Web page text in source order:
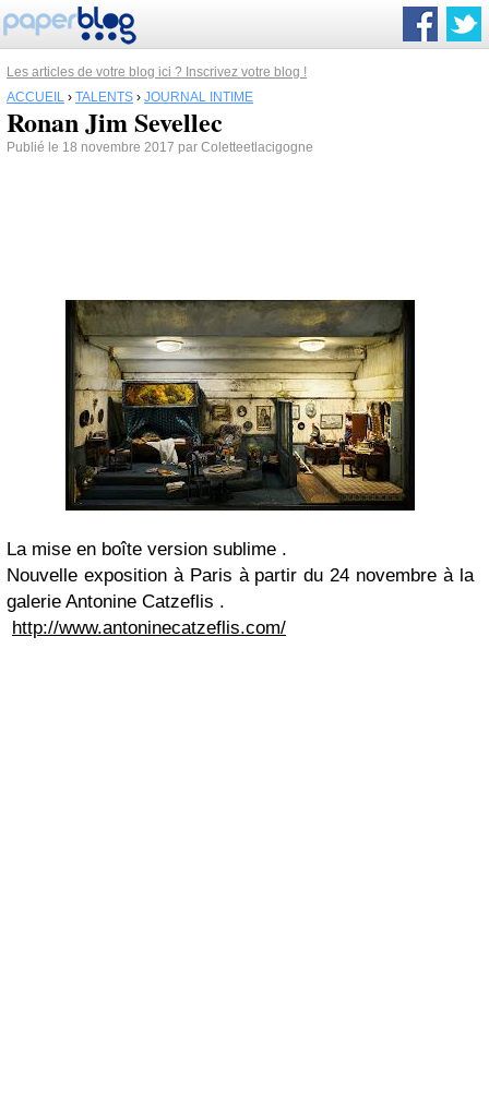
Les articles de votre blog ici ? Inscrivez votre blog !
ACCUEIL › TALENTS › JOURNAL INTIME
Ronan Jim Sevellec
Publié le 18 novembre 2017 par Coletteetlacigogne
La mise en boîte version sublime .
Nouvelle exposition à Paris à partir du 24 novembre à la
galerie Antonine Catzeflis .
http://www.antoninecatzeflis.com/